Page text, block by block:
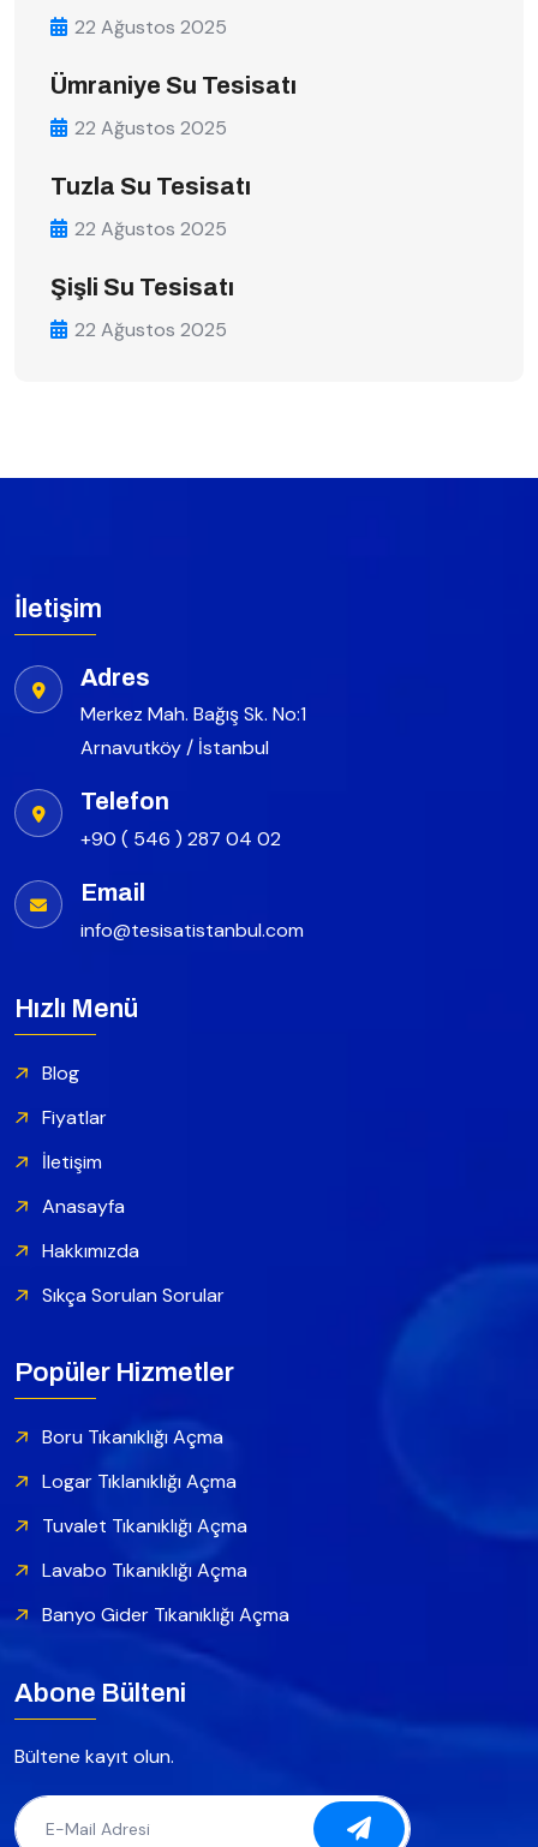
22 Ağustos 2025
Ümraniye Su Tesisatı
22 Ağustos 2025
Tuzla Su Tesisatı
22 Ağustos 2025
Şişli Su Tesisatı
22 Ağustos 2025
İletişim
Adres
Merkez Mah. Bağış Sk. No:1
Arnavutköy / İstanbul
Telefon
+90 ( 546 ) 287 04 02
Email
info@tesisatistanbul.com
Hızlı Menü
Blog
Fiyatlar
İletişim
Anasayfa
Hakkımızda
Sıkça Sorulan Sorular
Popüler Hizmetler
Boru Tıkanıklığı Açma
Logar Tıklanıklığı Açma
Tuvalet Tıkanıklığı Açma
Lavabo Tıkanıklığı Açma
Banyo Gider Tıkanıklığı Açma
Abone Bülteni
Bültene kayıt olun.